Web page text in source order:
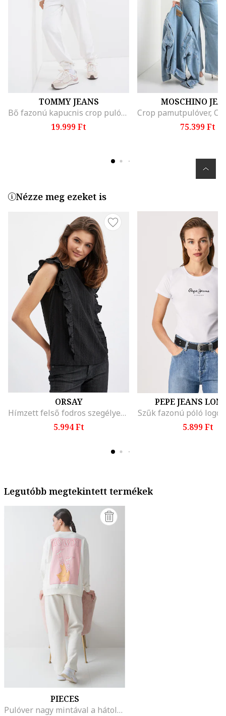
TOMMY JEANS
Bő fazonú kapucnis crop pulóver logóval, Fehér/Fukszia
19.999 Ft
MOSCHINO
75.399 Ft
Nézze meg ezeket is
ORSAY
Hímzett felső fodros szegélyekkel, Fekete
5.994 Ft
PEPE JEANS
Szűk fazonú póló
5.899 Ft
Legutóbb megtekintett termékek
PIECES
Pulóver nagy mintával a hátoldalán, Fehér/Pasztellrózsaszín/Halvány narancssárga